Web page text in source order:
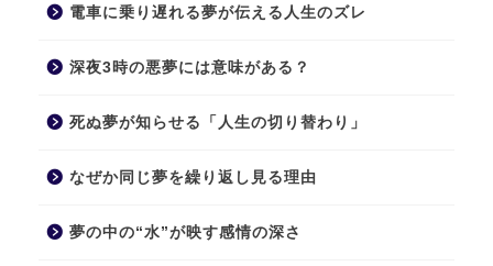
電車に乗り遅れる夢が伝える人生のズレ
深夜3時の悪夢には意味がある？
死ぬ夢が知らせる「人生の切り替わり」
なぜか同じ夢を繰り返し見る理由
夢の中の“水”が映す感情の深さ